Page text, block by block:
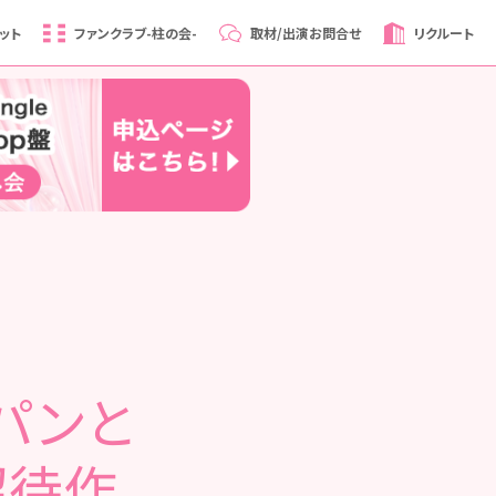
ト ファンクラブ-柱の会- 取材/出演お問合せ リクルート
ンと